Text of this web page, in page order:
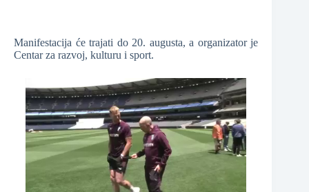
Manifestacija će trajati do 20. augusta, a organizator je
Centar za razvoj, kulturu i sport.